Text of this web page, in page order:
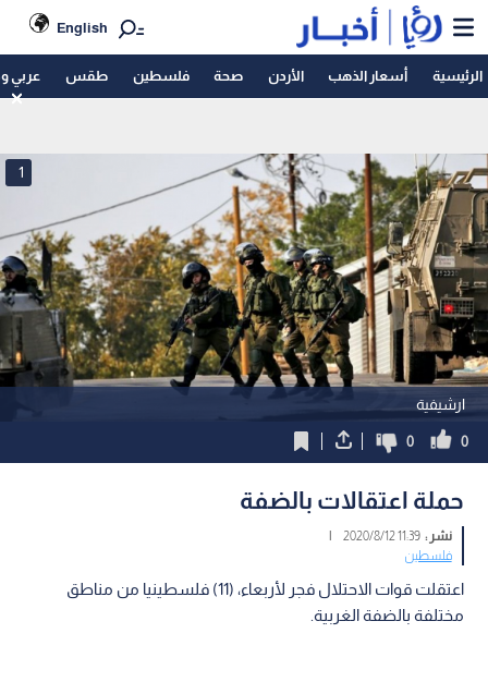
English
الرئيسية أسعار الذهب الأردن صحة فلسطين طقس عربي
ارشيفية
1
0
0
حملة اعتقالات بالضفة
نشر :11:39 2020/8/12
|
فلسطين
اعتقلت قوات الاحتلال فجر لأربعاء، (11) فلسطينيا من مناطق
مختلفة بالضفة الغربية.